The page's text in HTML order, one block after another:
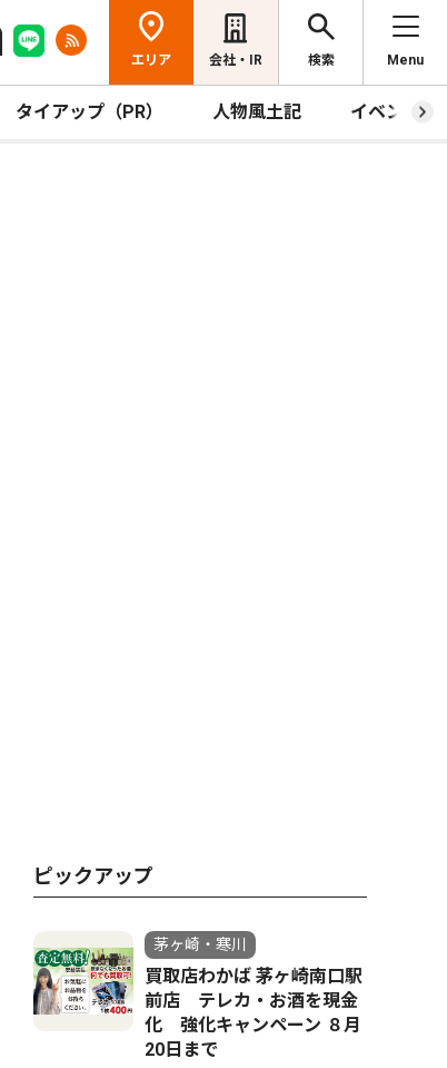
エリア 会社・IR 検索 Menu
タイアップ（PR） 人物風土記 イベント
ピックアップ
茅ヶ崎・寒川
買取店わかば 茅ヶ崎南口駅
前店 テレカ・お酒を現金
化 強化キャンペーン ８月
20日まで